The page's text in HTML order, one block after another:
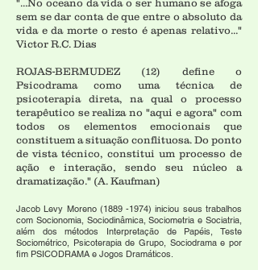
"...No oceano da vida o ser humano se afoga
sem se dar conta de que entre o absoluto da
vida e da morte o resto é apenas relativo..."
Victor R.C. Dias
ROJAS-BERMUDEZ (12) define o
Psicodrama como uma técnica de
psicoterapia direta, na qual o processo
terapêutico se realiza no "aqui e agora" com
todos os elementos emocionais que
constituem a situação conflituosa. Do ponto
de vista técnico, constitui um processo de
ação e interação, sendo seu núcleo a
dramatização." (A. Kaufman)
Jacob Levy Moreno (1889 -1974) iniciou seus trabalhos
com Socionomia, Sociodinâmica, Sociometria e Sociatria,
além dos métodos Interpretação de Papéis, Teste
Sociométrico, Psicoterapia de Grupo, Sociodrama e por
fim PSICODRAMA e Jogos Dramáticos.